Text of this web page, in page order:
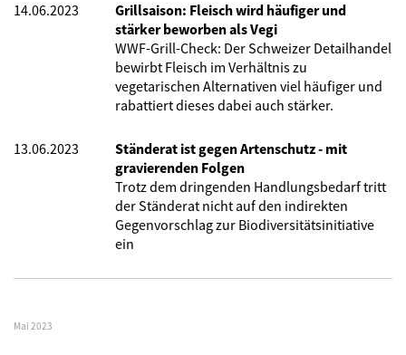
14.06.2023
Grillsaison: Fleisch wird häufiger und
stärker beworben als Vegi
WWF-Grill-Check: Der Schweizer Detailhandel
bewirbt Fleisch im Verhältnis zu
vegetarischen Alternativen viel häufiger und
rabattiert dieses dabei auch stärker.
13.06.2023
Ständerat ist gegen Artenschutz - mit
gravierenden Folgen
Trotz dem dringenden Handlungsbedarf tritt
der Ständerat nicht auf den indirekten
Gegenvorschlag zur Biodiversitätsinitiative
ein
Mai 2023